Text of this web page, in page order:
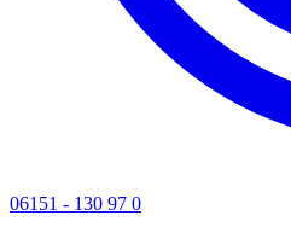
06151 - 130 97 0